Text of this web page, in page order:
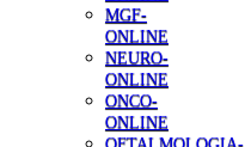
MGF-
ONLINE
NEURO-
ONLINE
ONCO-
ONLINE